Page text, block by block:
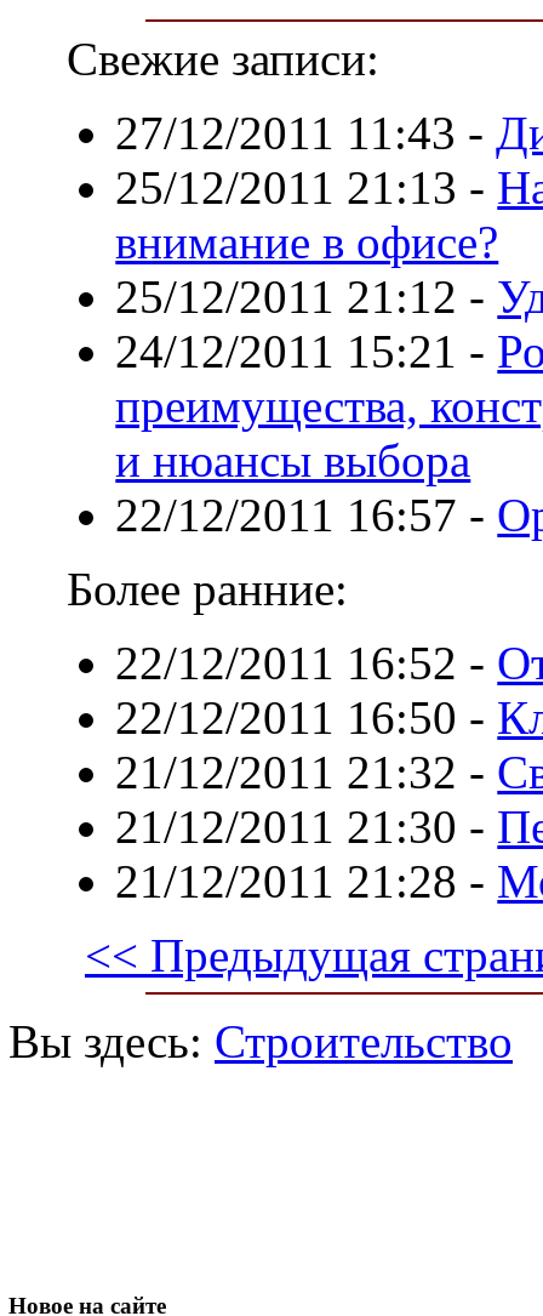
Свежие записи:
27/12/2011 11:43 -
25/12/2011 21:13 -
внимание в офисе?
25/12/2011 21:12 -
24/12/2011 15:21 -
преимущества,
и нюансы выбора
22/12/2011 16:57 -
Более ранние:
22/12/2011 16:52 -
22/12/2011 16:50 -
21/12/2011 21:32 -
21/12/2011 21:30 -
21/12/2011 21:28 -
<< Предыдущая
Вы здесь: Строительство
Новое на сайте